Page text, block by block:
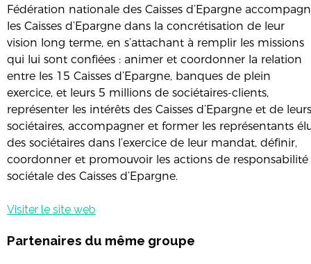
Fédération nationale des Caisses d’Epargne
les Caisses d’Epargne dans la concrétisation de leur
vision long terme, en s’attachant à remplir les missions
qui lui sont confiées : animer et coordonner la relation
entre les 15 Caisses d’Epargne, banques de plein
exercice, et leurs 5 millions de sociétaires-clients,
représenter les intérêts des Caisses d’Epargne et de leurs
sociétaires, accompagner et former les représentants
des sociétaires dans l’exercice de leur mandat, définir,
coordonner et promouvoir les actions de responsabilité
sociétale des Caisses d’Epargne.
Visiter le site web
Partenaires du même groupe